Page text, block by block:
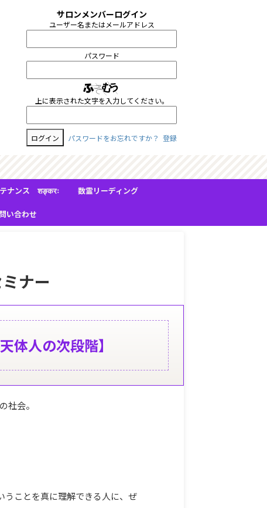
サロンメンバーログイン
ユーザー名またはメールアドレス
パスワード
上に表示された文字を入力してください。
パスワードをお忘れですか？ 登録
《本質》を大切にできる人
ナンス शङ्करः（シャンカラ）
数霊リーディング
い合わせ
ナー
体人の次段階】
社会。
うことを真に理解できる人に、ぜ